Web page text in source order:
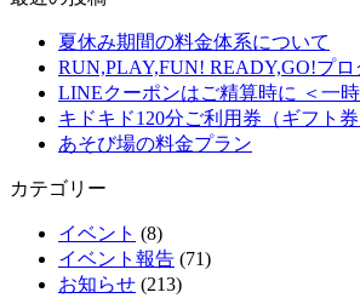
夏休み期間の料金体系について
RUN,PLAY,FUN! READY,GO!プ
LINEクーポンはご精算時に ＜一
キドキド120分ご利用券（ギフト券
あそび場の料金プラン
カテゴリー
イベント (8)
イベント報告 (71)
お知らせ (213)